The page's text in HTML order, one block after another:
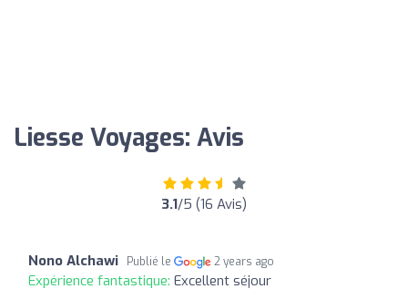
Liesse Voyages: Avis
3.1/5 (16 Avis)
Nono Alchawi Publié le 2 years ago
Expérience fantastique: Excellent séjour